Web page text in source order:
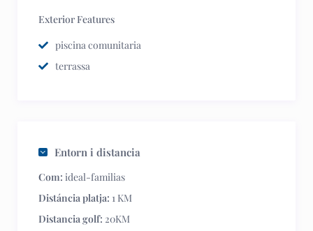
Exterior Features
piscina comunitaria
terrassa
Entorn i distancia
Com: ideal-familias
Distáncia platja: 1 KM
Distancia golf: 20KM